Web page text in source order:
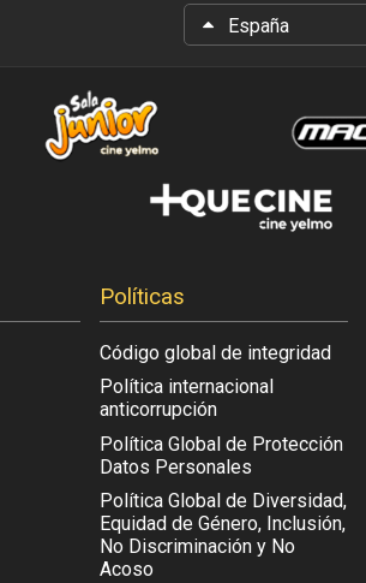
España
Políticas
Código global de integridad
Política internacional
anticorrupción
Política Global de Protección
Datos Personales
Política Global de Diversidad,
Equidad de Género, Inclusión,
No Discriminación y No
Acoso